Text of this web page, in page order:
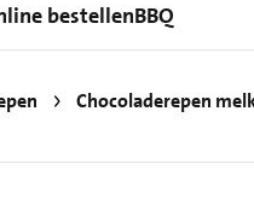
bestellenBBQ
Chocoladerepen